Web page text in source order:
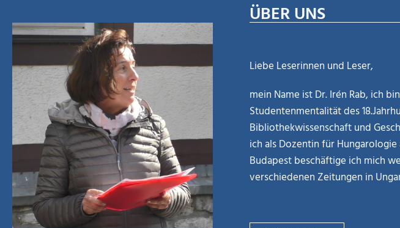
ÜBER UNS
Liebe Leserinnen und Leser,
mein Name ist Dr. Irén Rab, ich
Studentenmentalität des
Bibliothekwissenschaft und
ich als Dozentin für
Budapest beschäftige ich mich
verschiedenen Zeitungen in